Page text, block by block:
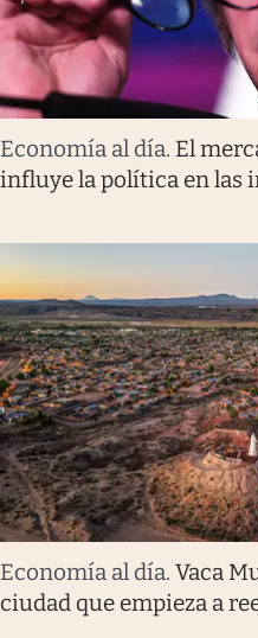
Economía al día. El
influye la política en las
Economía al día. Vaca
ciudad que empieza a